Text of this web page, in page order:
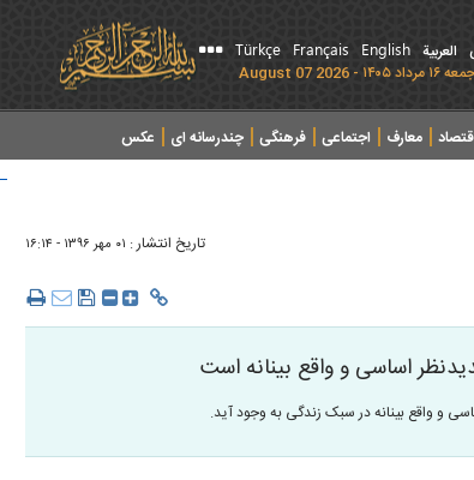
العربیة English
Français
Türkçe
جمعه ۱۶ مرداد ۱۴۰۵ - 2026 August 07
معارف اجتماعی فرهنگی چندرسانه ای عکس
تاریخ انتشار : ۰۱ مهر ۱۳۹۶ - ۱۶:۱۴
اساسی و واقع بینانه است
و واقع بینانه در سبک زندگی به وجود آید.